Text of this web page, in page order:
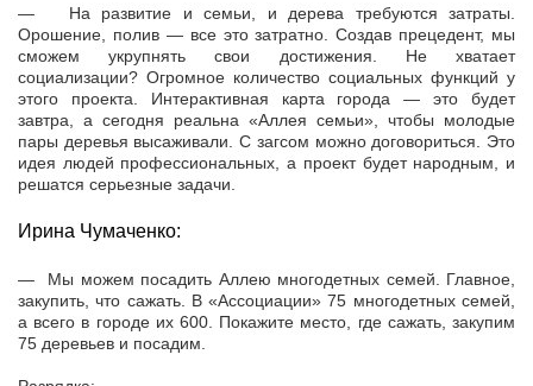
— На развитие и семьи, и дерева требуются затраты.
Орошение, полив — все это затратно. Создав прецедент, мы
сможем укрупнять свои достижения. Не хватает
социализации? Огромное количество социальных функций у
этого проекта. Интерактивная карта города — это будет
завтра, а сегодня реальна «Аллея семьи», чтобы молодые
пары деревья высаживали. С загсом можно договориться. Это
идея людей профессиональных, а проект будет народным, и
решатся серьезные задачи.
Ирина Чумаченко:
— Мы можем посадить Аллею многодетных семей. Главное,
закупить, что сажать. В «Ассоциации» 75 многодетных семей,
а всего в городе их 600. Покажите место, где сажать, закупим
75 деревьев и посадим.